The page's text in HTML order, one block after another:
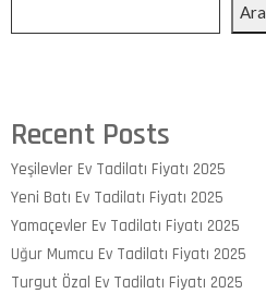
Ara
Recent Posts
Yeşilevler Ev Tadilatı Fiyatı 2025
Yeni Batı Ev Tadilatı Fiyatı 2025
Yamaçevler Ev Tadilatı Fiyatı 2025
Uğur Mumcu Ev Tadilatı Fiyatı 2025
Turgut Özal Ev Tadilatı Fiyatı 2025